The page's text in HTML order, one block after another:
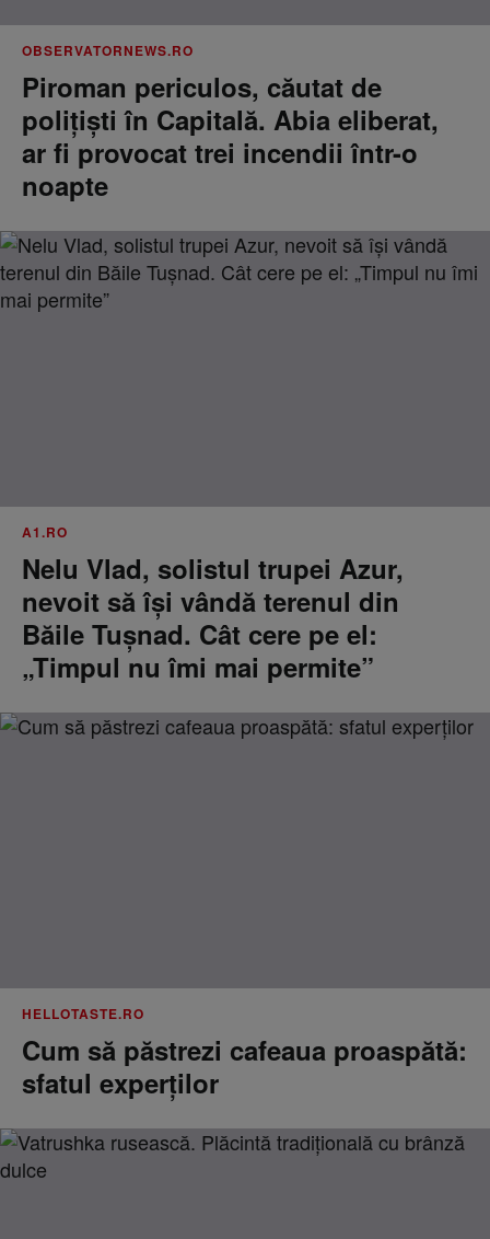
OBSERVATORNEWS.RO
Piroman periculos, căutat de
poliţişti în Capitală. Abia eliberat,
ar fi provocat trei incendii într-o
noapte
A1.RO
Nelu Vlad, solistul trupei Azur,
nevoit să își vândă terenul din
Băile Tușnad. Cât cere pe el:
„Timpul nu îmi mai permite”
HELLOTASTE.RO
Cum să păstrezi cafeaua proaspătă:
sfatul experților